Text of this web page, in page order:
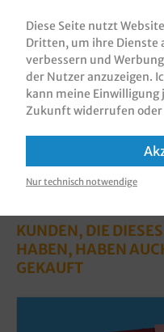
Bewertungen
Informationen zur
KUNDEN, DIE
HABEN, HABEN
GEKAUFT
Diese Seite nutzt
Dritten, um ihre Dienste
verbessern und
der Nutzer anzuzeigen.
kann meine
Zukunft widerrufen oder
Nur technisch notwendige